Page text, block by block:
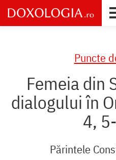
Skip
to
main
Puncte
Femeia din
dialogului în
4,
Părintele